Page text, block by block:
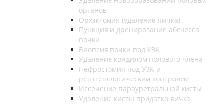
органов
Орхэктомия (удаление яичка)
Пункция и дренирование абсцесса
почки
Биопсия почки под УЗК
Удаление кондилом полового члена
Нефростомия под УЗК и
рентгенологическим контролем
Иссечение парауретральной кисты
Удаление кисты придатка яичка,